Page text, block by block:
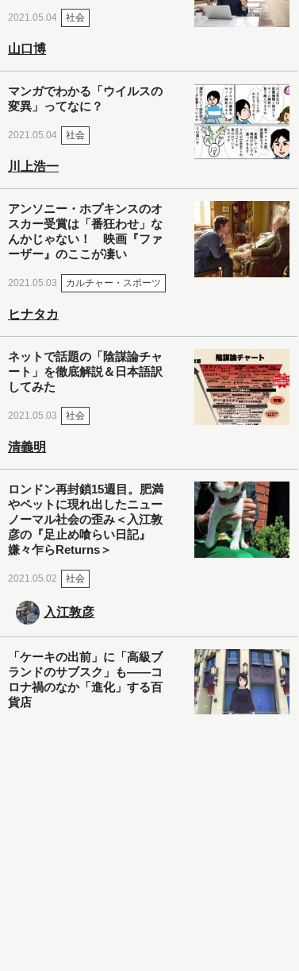
2021.05.04 社会
山口博
マンガでわかる「ウイルスの
変異」ってなに？
2021.05.04 社会
川上浩一
アンソニー・ホプキンスのオ
スカー受賞は「番狂わせ」な
んかじゃない！ 映画『ファ
ーザー』のここが凄い
2021.05.03 カルチャー・スポーツ
ヒナタカ
ネットで話題の「陰謀論チャ
ート」を徹底解説＆日本語訳
してみた
2021.05.03 社会
清義明
ロンドン再封鎖15週目。肥満
やペットに現れ出したニュー
ノーマル社会の歪み＜入江敦
彦の『足止め喰らい日記』
嫌々乍らReturns＞
2021.05.02 社会
入江敦彦
「ケーキの出前」に「高級ブ
ランドのサブスク」も――コ
ロナ禍のなか「進化」する百
貨店